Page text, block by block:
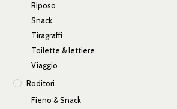
Riposo
Snack
Tiragraffi
Toilette & lettiere
Viaggio
Roditori
Fieno & Snack